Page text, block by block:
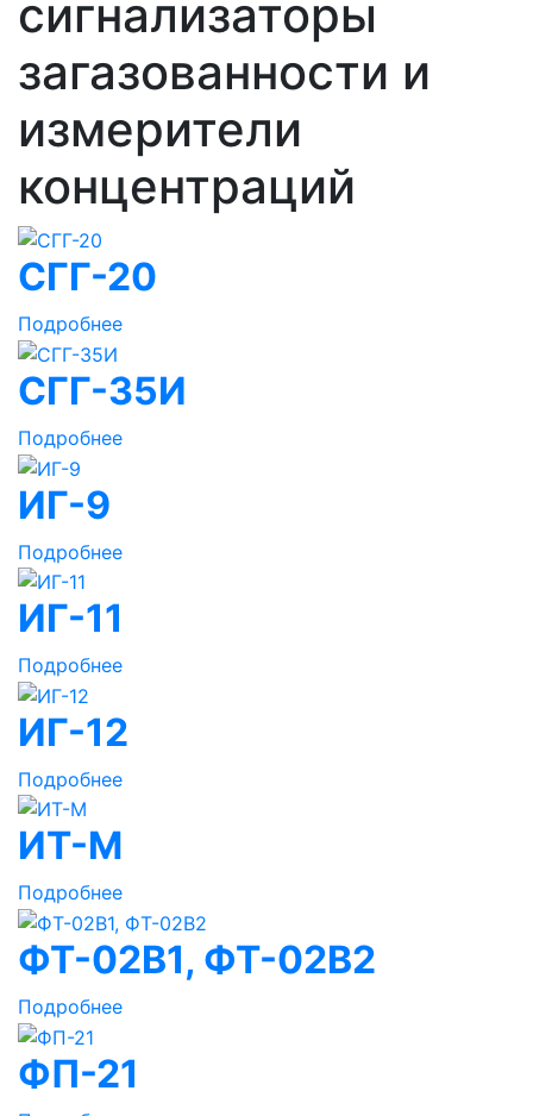
сигнализаторы
загазованности и
измерители
концентраций
СГГ-20
Подробнее
СГГ-35И
Подробнее
ИГ-9
Подробнее
ИГ-11
Подробнее
ИГ-12
Подробнее
ИТ-М
Подробнее
ФТ-02В1, ФТ-02В2
Подробнее
ФП-21